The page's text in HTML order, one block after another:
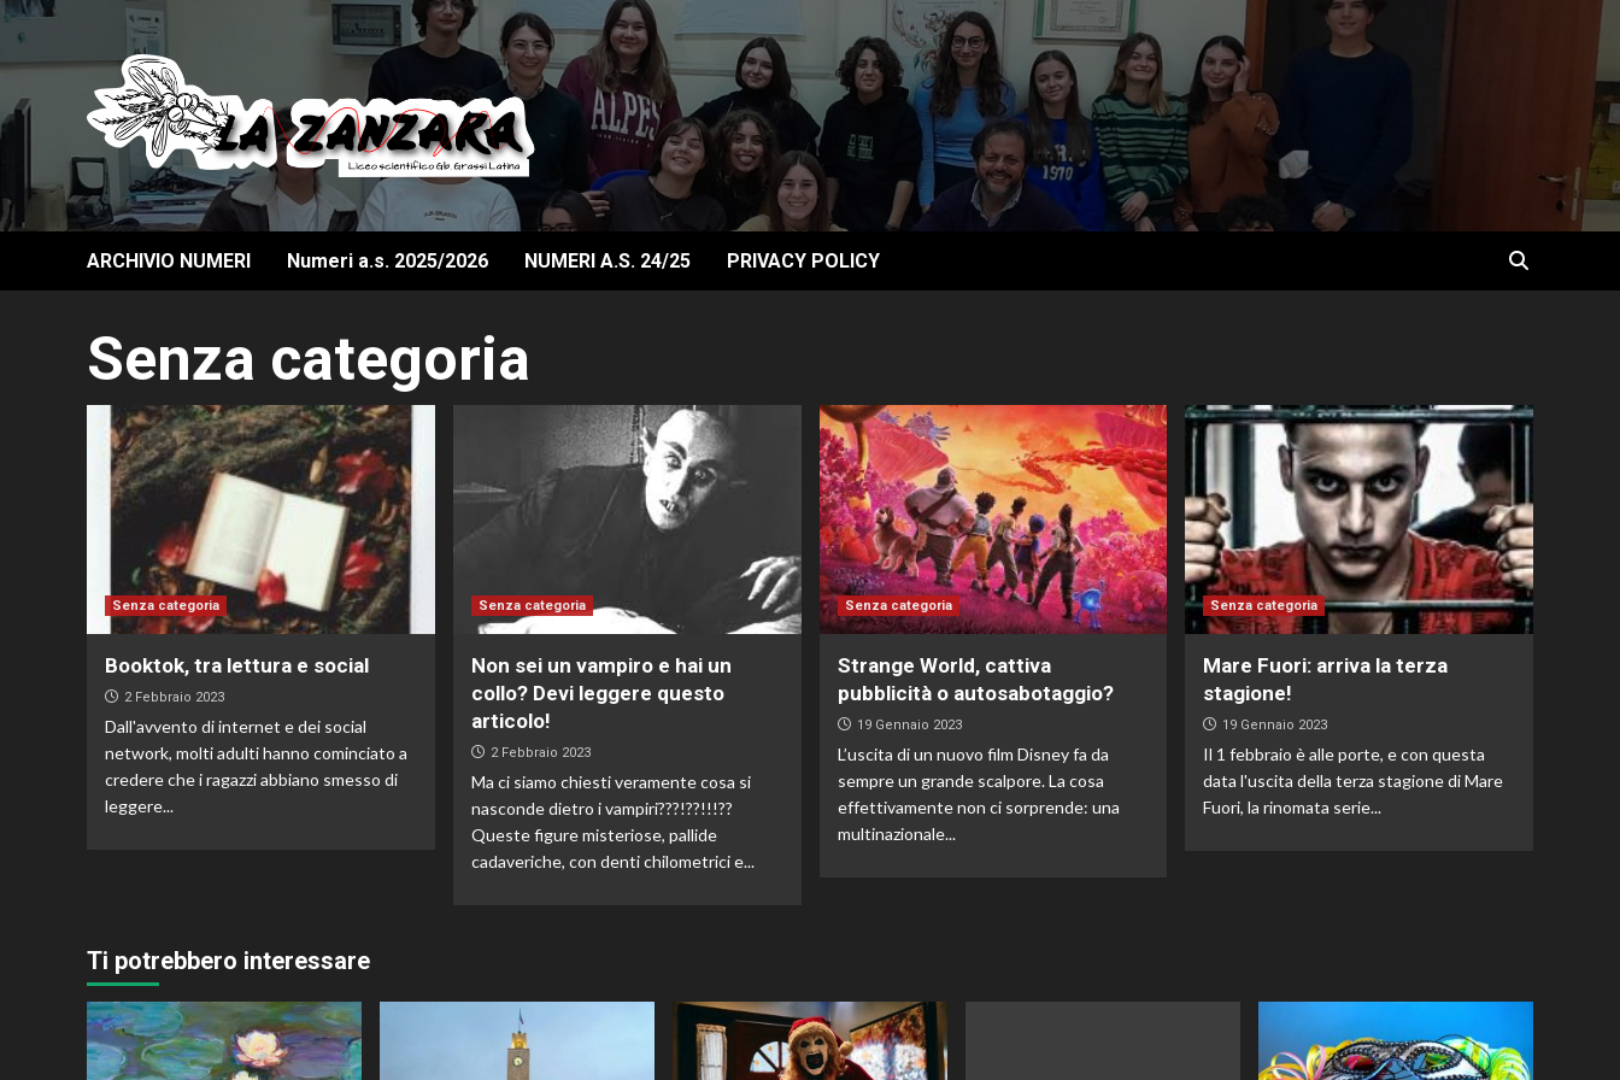
Skip
content
ARCHIVIO NUMERI Numeri a.s. 2025/2026 NUMERI A.S. 24/25 PRIVACY POLICY
Senza categoria
Senza categoria
Booktok, tra lettura e social
2 Febbraio 2023
Dall'avvento di internet e dei social
network, molti adulti hanno cominciato a
credere che i ragazzi abbiano smesso di
leggere...
Senza categoria
Non sei un vampiro e hai un
collo? Devi leggere questo
articolo!
2 Febbraio 2023
Ma ci siamo chiesti veramente cosa si
nasconde dietro i vampiri???!??!!!??
Queste figure misteriose, pallide
cadaveriche, con denti chilometrici e...
Senza categoria
Strange World, cattiva
pubblicità o autosabotaggio?
19 Gennaio 2023
L’uscita di un nuovo film Disney fa da
sempre un grande scalpore. La cosa
effettivamente non ci sorprende: una
multinazionale...
Senza categoria
Mare Fuori: arriva la terza
stagione!
19 Gennaio 2023
Il 1 febbraio è alle porte, e con questa
data l'uscita della terza stagione di Mare
Fuori, la rinomata serie...
Ti potrebbero interessare